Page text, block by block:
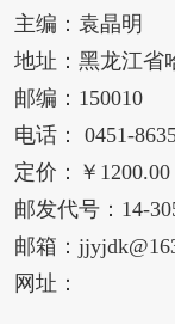
主编：袁晶明
地址：黑龙江省
邮编：150010
电话： 0451-
定价：￥1200.00
邮发代号：14-
邮箱：
网址：